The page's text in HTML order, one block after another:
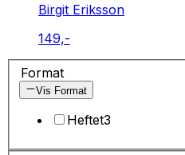
Birgit Eriksson
149,-
Format
Vis Format
Heftet3